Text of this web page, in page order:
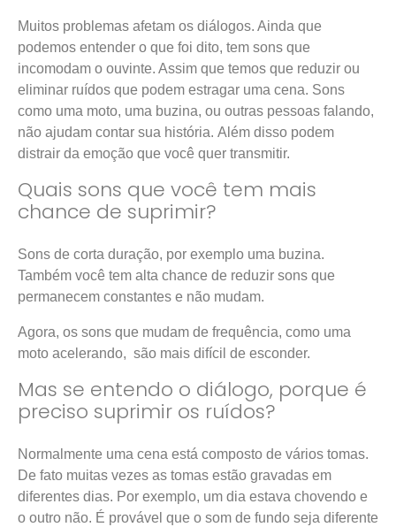
Muitos problemas afetam os diálogos. Ainda que
podemos entender o que foi dito, tem sons que
incomodam o ouvinte. Assim que temos que reduzir ou
eliminar ruídos que podem estragar uma cena. Sons
como uma moto, uma buzina, ou outras pessoas falando,
não ajudam contar sua história. Além disso podem
distrair da emoção que você quer transmitir.
Quais sons que você tem mais
chance de suprimir?
Sons de corta duração, por exemplo uma buzina.
Também você tem alta chance de reduzir sons que
permanecem constantes e não mudam.
Agora, os sons que mudam de frequência, como uma
moto acelerando, são mais difícil de esconder.
Mas se entendo o diálogo, porque é
preciso suprimir os ruídos?
Normalmente uma cena está composto de vários tomas.
De fato muitas vezes as tomas estão gravadas em
diferentes dias. Por exemplo, um dia estava chovendo e
o outro não. É provável que o som de fundo seja diferente